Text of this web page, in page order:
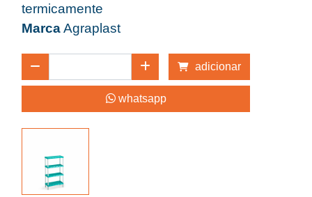
termicamente
MarcaAgraplast
adicionar
whatsapp